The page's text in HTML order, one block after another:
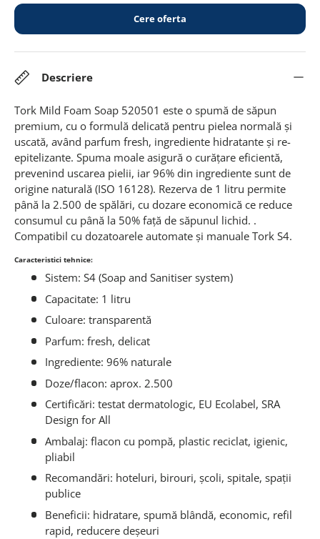
Cere oferta
Descriere
Tork Mild Foam Soap 520501 este o spumă de săpun
premium, cu o formulă delicată pentru pielea normală și
uscată, având parfum fresh, ingrediente hidratante și re-
epitelizante. Spuma moale asigură o curățare eficientă,
prevenind uscarea pielii, iar 96% din ingrediente sunt de
origine naturală (ISO 16128). Rezerva de 1 litru permite
până la 2.500 de spălări, cu dozare economică ce reduce
consumul cu până la 50% față de săpunul lichid. .
Compatibil cu dozatoarele automate și manuale Tork S4.
Caracteristici tehnice:
Sistem: S4 (Soap and Sanitiser system)
Capacitate: 1 litru
Culoare: transparentă
Parfum: fresh, delicat
Ingrediente: 96% naturale
Doze/flacon: aprox. 2.500
Certificări: testat dermatologic, EU Ecolabel, SRA
Design for All
Ambalaj: flacon cu pompă, plastic reciclat, igienic,
pliabil
Recomandări: hoteluri, birouri, școli, spitale, spații
publice
Beneficii: hidratare, spumă blândă, economic, refil
rapid, reducere deșeuri